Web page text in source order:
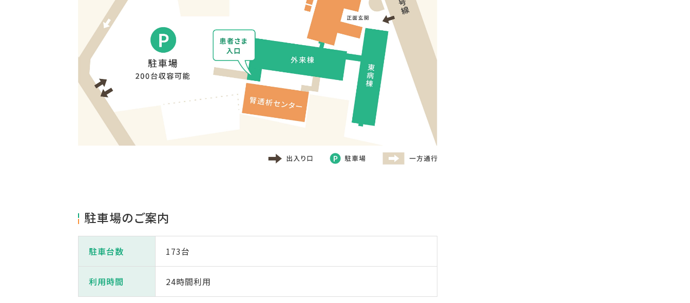
駐車場のご案内
駐車台数 173台
利用時間 24時間利用